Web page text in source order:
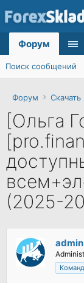
Форум Скачать
[Ольга
(2025-
admin
Форум
Поиск сообщений